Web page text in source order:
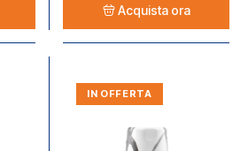
Acquista ora
IN OFFERTA